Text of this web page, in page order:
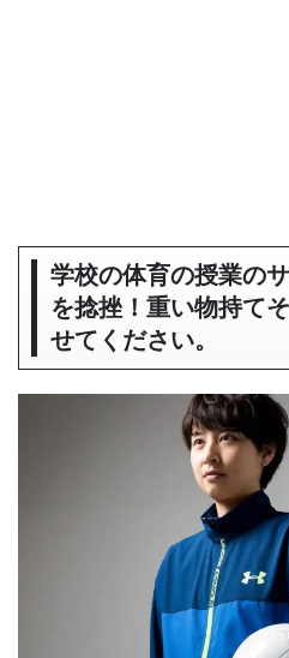
学校の体育の授業の
を捻挫！重い物持て
せてください。